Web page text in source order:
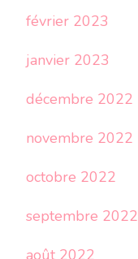
février 2023
janvier 2023
décembre 2022
novembre 2022
octobre 2022
septembre 2022
août 2022